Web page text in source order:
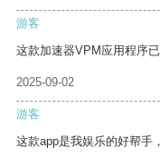
游客
这款加速器VPM应用程序
2025-09-02
游客
这款app是我娱乐的好帮手